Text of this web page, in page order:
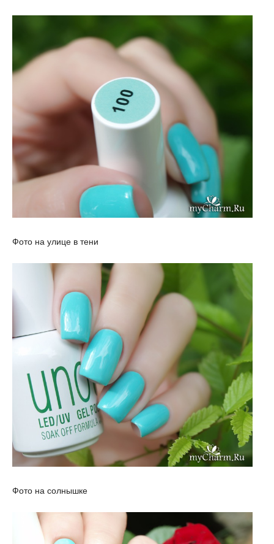
Фото на улице в тени
Фото на солнышке